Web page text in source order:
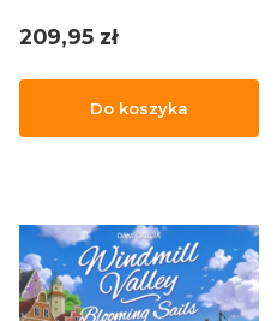
Cena
209,95 zł
Do koszyka